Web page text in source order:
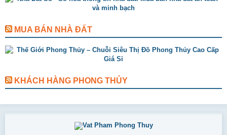
MUA BÁN NHÀ ĐẤT
KHÁCH HÀNG PHONG THỦY